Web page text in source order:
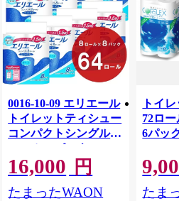
0016-10-09 エリエール
トイレットティシュー
コンパクトシングル 8
ロール×8パック 64ロ
ール 1.5倍巻 82.5m
トイレットペーパー
シングル パルプ100％
16,000 円
たまったWAON
トイ
72ロ
6パッ
FSCリ
長巻タ
100％
たま